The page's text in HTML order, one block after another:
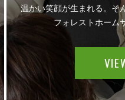
温かい笑顔が生まれる。そ
フォレストホーム